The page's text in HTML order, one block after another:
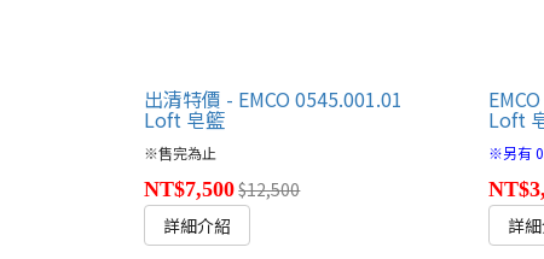
出清特價 - EMCO 0545.001.01
Loft 皂籃
※售完為止
NT$7,500$12,500
詳細介紹
Loft
※另有
詳